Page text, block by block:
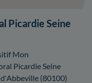
Picardie Seine
Mon
Picardie Seine
(80100)